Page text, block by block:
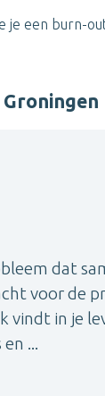
je een burn-
dat
voor de
in je
...